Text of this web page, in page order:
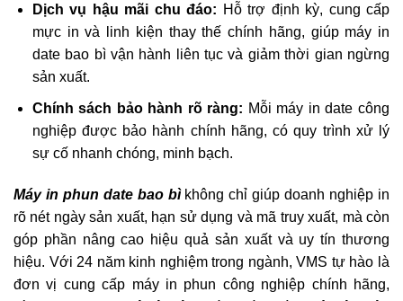
Dịch vụ hậu mãi chu đáo: Hỗ trợ định kỳ, cung cấp
mực in và linh kiện thay thế chính hãng, giúp máy in
date bao bì vận hành liên tục và giảm thời gian ngừng
sản xuất.
Chính sách bảo hành rõ ràng: Mỗi máy in date công
nghiệp được bảo hành chính hãng, có quy trình xử lý
sự cố nhanh chóng, minh bạch.
Máy in phun date bao bìkhông chỉ giúp doanh nghiệp in
rõ nét ngày sản xuất, hạn sử dụng và mã truy xuất, mà còn
góp phần nâng cao hiệu quả sản xuất và uy tín thương
hiệu. Với 24 năm kinh nghiệm trong ngành, VMS tự hào là
đơn vị cung cấp máy in phun công nghiệp chính hãng,